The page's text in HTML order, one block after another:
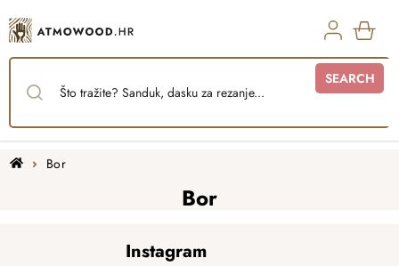
to
content
SEARCH
HomeBor
Bor
Instagram